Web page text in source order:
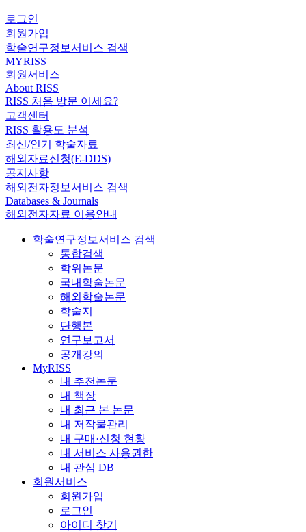
로그인
회원가입
학술연구정보서비스 검색
MYRISS
회원서비스
About RISS
RISS 처음 방문 이세요?
고객센터
RISS 활용도 분석
최신/인기 학술자료
해외자료신청(E-DDS)
공지사항
해외전자정보서비스 검색
Databases & Journals
해외전자자료 이용안내
학술연구정보서비스 검색
통합검색
학위논문
국내학술논문
해외학술논문
학술지
단행본
연구보고서
공개강의
MyRISS
내 추천논문
내 책장
내 최근 본 논문
내 저작물관리
내 구매·신청 현황
내 서비스 사용권한
내 관심 DB
회원서비스
회원가입
로그인
아이디 찾기